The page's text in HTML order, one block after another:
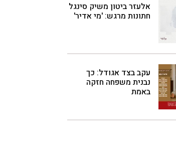
אלעזר ביטון משיק סינגל
חתונות מרגש: 'מי אדיר'
עקב בצד אגודל: כך
נבנית משפחה חזקה
באמת